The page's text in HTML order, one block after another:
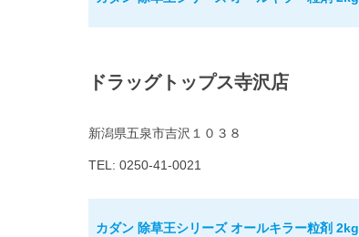
ドラッグトップス寺沢店
新潟県五泉市吉沢１０３８
TEL: 0250-41-0021
カダン 除草王シリーズ オールキラー粒剤 2kg